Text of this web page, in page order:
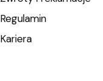
Regulamin
Kariera